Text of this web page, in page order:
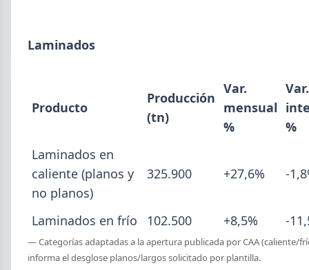
ACERO 2026-07-23
Laminados
Producto
Producción
(tn)
Var.
mensual
%
Var.
%
Laminados en
caliente (planos y
no planos)
325.900 +27,6% -
Laminados en frío 102.500 +8,5% -
— Categorías adaptadas a la apertura publicada por CAA (caliente/
informa el desglose planos/largos solicitado por plantilla.